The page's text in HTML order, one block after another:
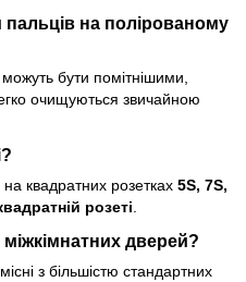
на полірованому
можуть бути помітнішими,
очищуються звичайною
квадратних розетках 5S, 7S,
розеті
дверей?
з більшістю стандартних